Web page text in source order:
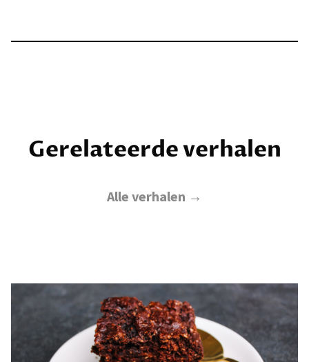
Gerelateerde verhalen
Alle verhalen →